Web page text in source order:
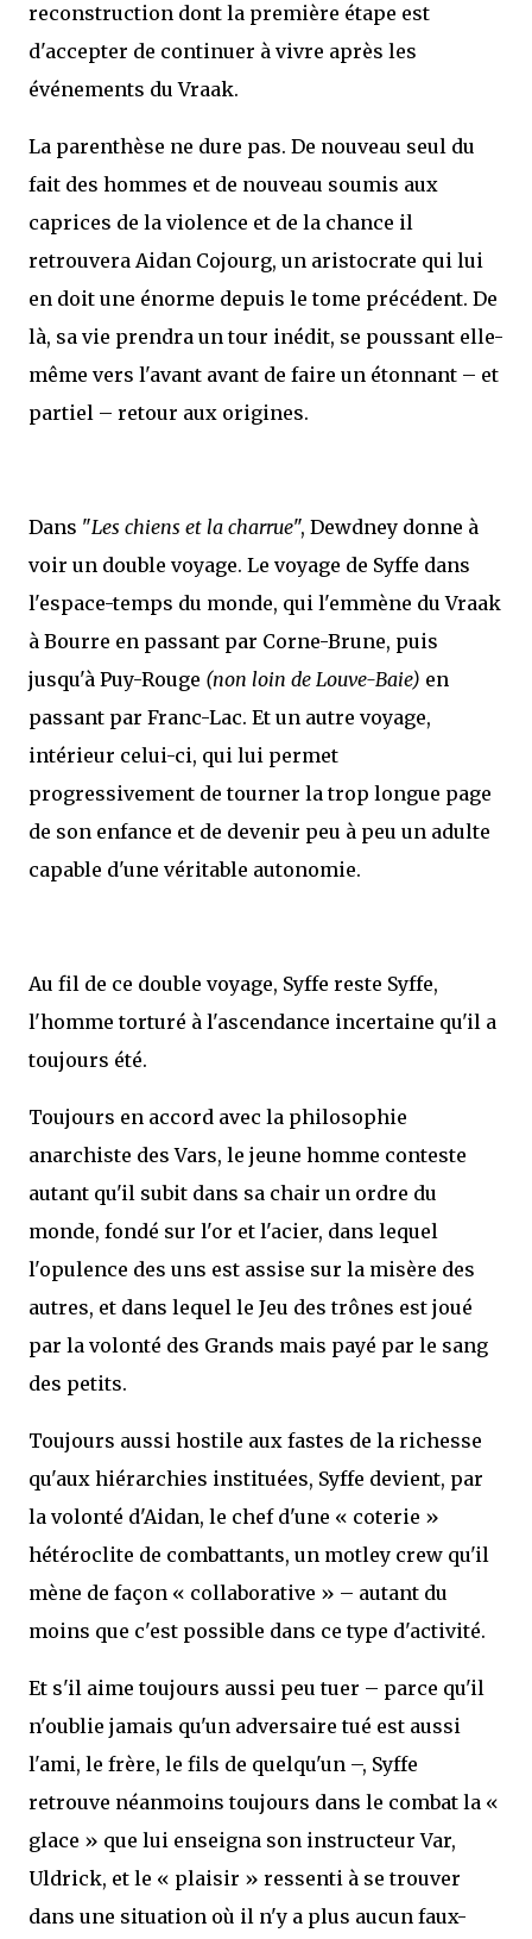
reconstruction dont la première étape est
d'accepter de continuer à vivre après les
événements du Vraak.
La parenthèse ne dure pas. De nouveau seul du
fait des hommes et de nouveau soumis aux
caprices de la violence et de la chance il
retrouvera Aidan Cojourg, un aristocrate qui lui
en doit une énorme depuis le tome précédent. De
là, sa vie prendra un tour inédit, se poussant elle-
même vers l'avant avant de faire un étonnant – et
partiel – retour aux origines.
Dans "Les chiens et la charrue", Dewdney donne à
voir un double voyage. Le voyage de Syffe dans
l'espace-temps du monde, qui l'emmène du Vraak
à Bourre en passant par Corne-Brune, puis
jusqu'à Puy-Rouge (non loin de Louve-Baie) en
passant par Franc-Lac. Et un autre voyage,
intérieur celui-ci, qui lui permet
progressivement de tourner la trop longue page
de son enfance et de devenir peu à peu un adulte
capable d'une véritable autonomie.
Au fil de ce double voyage, Syffe reste Syffe,
l'homme torturé à l'ascendance incertaine qu'il a
toujours été.
Toujours en accord avec la philosophie
anarchiste des Vars, le jeune homme conteste
autant qu'il subit dans sa chair un ordre du
monde, fondé sur l'or et l'acier, dans lequel
l'opulence des uns est assise sur la misère des
autres, et dans lequel le Jeu des trônes est joué
par la volonté des Grands mais payé par le sang
des petits.
Toujours aussi hostile aux fastes de la richesse
qu'aux hiérarchies instituées, Syffe devient, par
la volonté d'Aidan, le chef d'une « coterie »
hétéroclite de combattants, un motley crew qu'il
mène de façon « collaborative » – autant du
moins que c'est possible dans ce type d'activité.
Et s'il aime toujours aussi peu tuer – parce qu'il
n'oublie jamais qu'un adversaire tué est aussi
l'ami, le frère, le fils de quelqu'un –, Syffe
retrouve néanmoins toujours dans le combat la «
glace » que lui enseigna son instructeur Var,
Uldrick, et le « plaisir » ressenti à se trouver
dans une situation où il n'y a plus aucun faux-